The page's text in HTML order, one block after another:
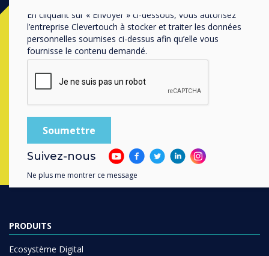
Prêt à acheter?
Contactez unexpertClevertouch en
completant le formulaire ci-dessous
Remplissez ce formulaire
PRODUITS
Ecosystème Digital
En cliquant sur « Envoyer » ci-dessous, vous autorisez
l’entreprise Clevertouch à stocker et traiter les données
personnelles soumises ci-dessus afin qu’elle vous
fournisse le contenu demandé.
Suivez-nous
Ne plus me montrer ce message